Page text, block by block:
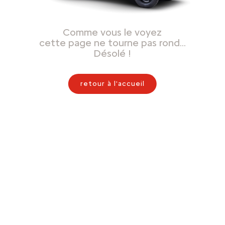
Comme vous le voyez
cette page ne tourne pas rond…
Désolé !
retour à l'accueil